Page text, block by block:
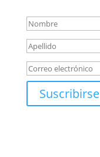
Suscribirse